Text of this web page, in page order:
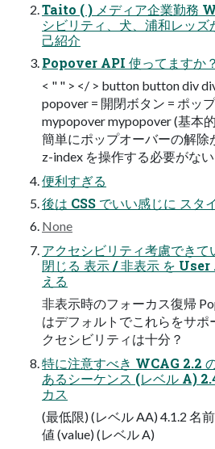
Taito ( ) メディア企業勤務
シビリティ、犬、浦和レッ
己紹介
Popover API 使ってますか
< " " > </ > button button div
popover = 開閉ボタン = ポッ
mypopover mypopover (基本
簡単にポップオーバーの解除
z-index を操作する必要がない
便利すぎる
後は CSS でいい感じに スタ
None
アクセシビリティ考慮できて
閉じる 表示 / 非表示 を
える
非表示時のフォーカス復帰
はデフォルトでこれらをサポ
クセシビリティは十分？
特に注意すべき WCAG 2.2
あるシーケンス (レベル A)
カス
(最低限) (レベル AA) 4.1.2 名
値 (value) (レベル A)